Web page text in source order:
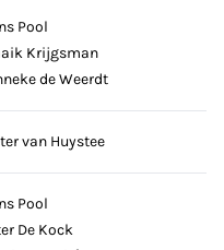
Pool
Krijgsman
de Weerdt
van Huystee
Pool
De Kock